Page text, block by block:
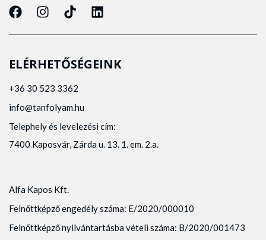
ELÉRHETŐSÉGEINK
+36 30 523 3362
info@tanfolyam.hu
Telephely és levelezési cím:
7400 Kaposvár, Zárda u. 13. 1. em. 2.a.
Alfa Kapos Kft.
Felnőttképző engedély száma: E/2020/000010
Felnőttképző nyilvántartásba vételi száma: B/2020/001473